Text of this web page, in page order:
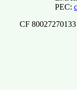
PEC:
CF